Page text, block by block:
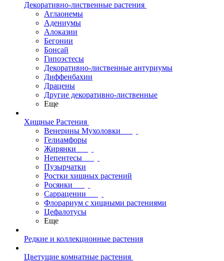
Декоративно-лиственные растения
Аглаонемы
Адениумы
Алоказии
Бегонии
Бонсай
Гипоэстесы
Декоративно-лиственные антуриумы
Диффенбахии
Драцены
Другие декоративно-лиственные
Еще
Хищные Растения
Венерины Мухоловки
Гелиамфоры
Жирянки
Непентесы
Пузырчатки
Ростки хищных растений
Росянки
Саррацении
Флорариум с хищными растениями
Цефалотусы
Еще
Редкие и коллекционные растения
Цветущие комнатные растения